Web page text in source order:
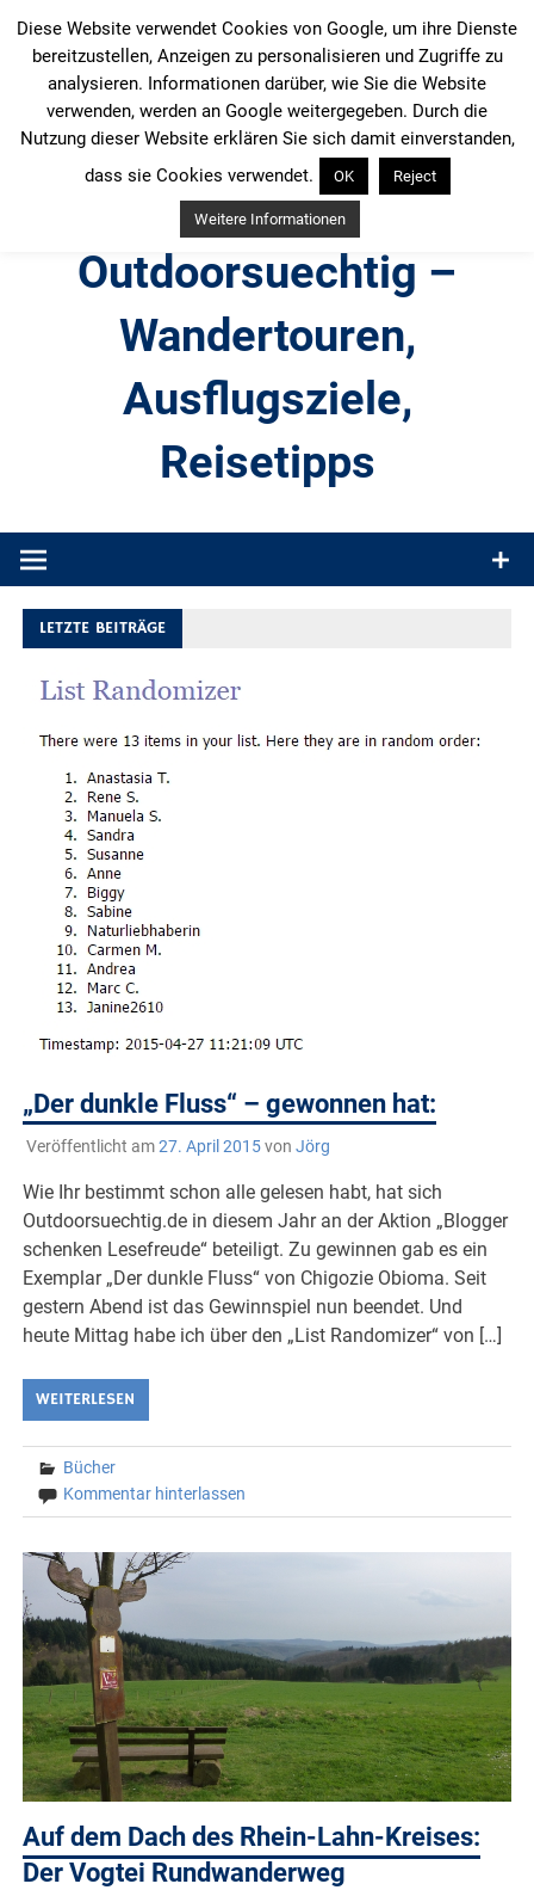
Inhalt
springen
Outdoorsuechtig –
Wandertouren,
Ausflugsziele,
Reisetipps
Produkttests und Buchrezensionen. Ein Blog für alle, die gern
LETZTE BEITRÄGE
„Der dunkle Fluss“ – gewonnen hat:
Veröffentlicht am27. April 2015von Jörg
Wie Ihr bestimmt schon alle gelesen habt, hat sich
Outdoorsuechtig.de in diesem Jahr an der Aktion „Blogger
schenken Lesefreude“ beteiligt. Zu gewinnen gab es ein
Exemplar „Der dunkle Fluss“ von Chigozie Obioma. Seit
gestern Abend ist das Gewinnspiel nun beendet. Und
heute Mittag habe ich über den „List Randomizer“ von […]
WEITERLESEN
Bücher
Kommentar hinterlassen
Auf dem Dach des Rhein-Lahn-Kreises:
Der Vogtei Rundwanderweg
Diese Website verwendet Cookies von Google, um ihre Dienste
bereitzustellen, Anzeigen zu personalisieren und Zugriffe zu
analysieren. Informationen darüber, wie Sie die Website
verwenden, werden an Google weitergegeben. Durch die
Nutzung dieser Website erklären Sie sich damit einverstanden,
dass sie Cookies verwendet.
OK Reject
Weitere Informationen